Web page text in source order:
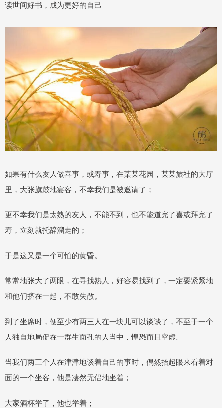
读世间好书，成为更好的自己
如果有什么友人做喜事，或寿事，在某某花园，某某旅社的大厅
里，大张旗鼓地宴客，不幸我们是被邀请了；
更不幸我们是太熟的友人，不能不到，也不能道完了喜或拜完了
寿，立刻就托辞溜走的；
于是这又是一个可怕的黄昏。
常常地张大了两眼，在寻找熟人，好容易找到了，一定要紧紧地
和他们挤在一起，不敢失散。
到了坐席时，便至少有两三人在一块儿可以谈谈了，不至于一个
人独自地局促在一群生面孔的人当中，惶恐而且空虚。
当我们两三个人在津津地谈着自己的事时，偶然抬起眼来看着对
面的一个坐客，他是凄然无侣地坐着；
大家酒杯举了，他也举着；